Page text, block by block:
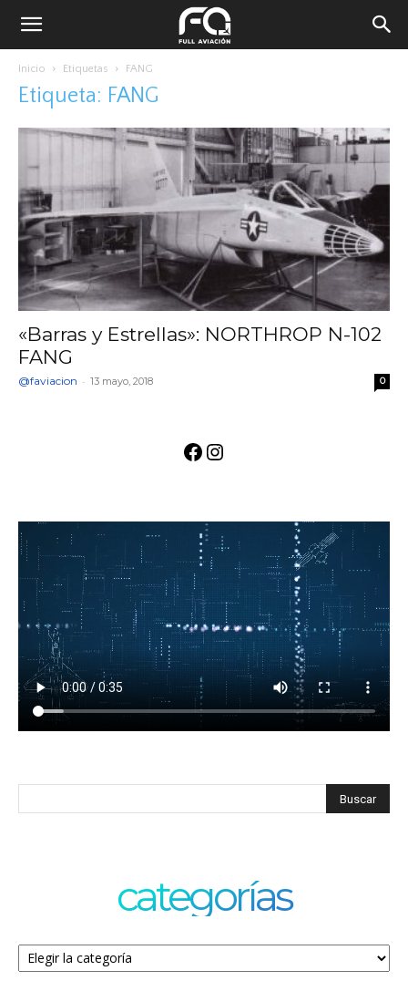
Inicio Etiquetas FANG
Etiqueta: FANG
«Barras y Estrellas»: NORTHROP N-102
FANG
@faviacion - 13 mayo, 2018 0
Facebook
Instagram
categorías
Categorías